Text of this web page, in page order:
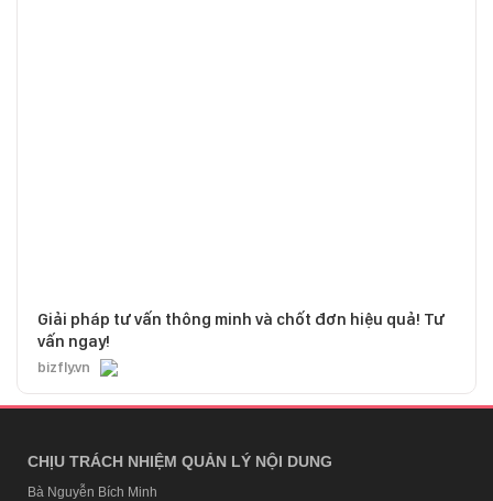
Giải pháp tư vấn thông minh và chốt đơn hiệu quả! Tư
vấn ngay!
bizfly.vn
CHỊU TRÁCH NHIỆM QUẢN LÝ NỘI DUNG
Bà Nguyễn Bích Minh